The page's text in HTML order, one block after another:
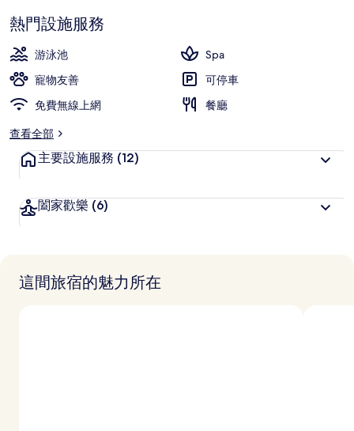
熱門設施服務
游泳池
Spa
寵物友善
可停車
免費無線上網
餐廳
查看全部
主要設施服務 (12)
闔家歡樂 (6)
這間旅宿的魅力所在